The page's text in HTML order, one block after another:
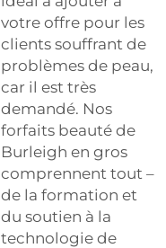
votre offre pour les
clients souffrant de
problèmes de peau,
car il est très
demandé. Nos
forfaits beauté de
Burleigh en gros
comprennent tout –
de la formation et
du soutien à la
technologie de